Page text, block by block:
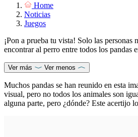
Home
Noticias
Juegos
¡Pon a prueba tu vista! Solo las personas
encontrar al perro entre todos los pandas
Ver más Ver menos
Muchos pandas se han reunido en esta
visual, pero no todos los animales son
alguna parte, pero ¿dónde? Este acertijo